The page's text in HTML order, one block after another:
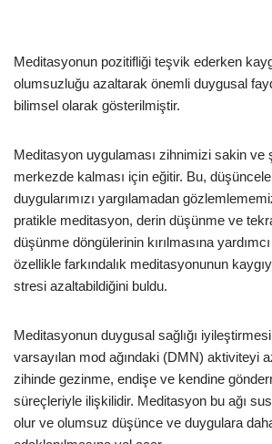
Meditasyonun pozitifliği teşvik ederken
olumsuzluğu azaltarak önemli duygusal
bilimsel olarak gösterilmiştir.
Meditasyon uygulaması zihnimizi sakin ve
merkezde kalması için eğitir. Bu,
duygularımızı yargılamadan
pratikle meditasyon, derin düşünme ve
düşünme döngülerinin kırılmasına
özellikle farkındalık meditasyonunun
stresi azaltabildiğini buldu.
Meditasyonun duygusal sağlığı
varsayılan mod ağındaki (DMN) aktiviteyi
zihinde gezinme, endişe ve kendine
süreçleriyle ilişkilidir. Meditasyon bu ağı
olur ve olumsuz düşünce ve duygulara